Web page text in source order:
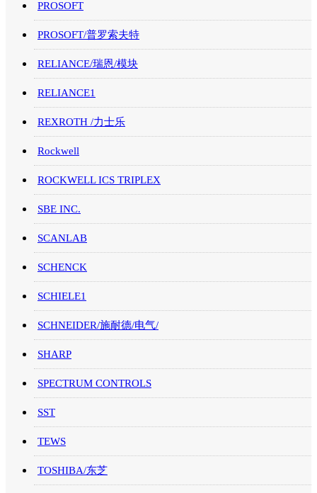
PROSOFT
PROSOFT/普罗索夫特
RELIANCE/瑞恩/模块
RELIANCE1
REXROTH /力士乐
Rockwell
ROCKWELL ICS TRIPLEX
SBE INC.
SCANLAB
SCHENCK
SCHIELE1
SCHNEIDER/施耐德/电气/
SHARP
SPECTRUM CONTROLS
SST
TEWS
TOSHIBA/东芝